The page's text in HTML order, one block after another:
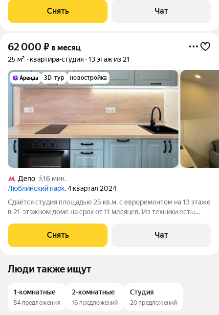
Духовой шкаф Стиральная машина Холодильник
Посудомоечная машина
Снять Чат
62 000 ₽ в месяц
25 м² квартира-студия 13 этаж из 21
3D-тур новостройка
Депо
16 мин.
Люблинский парк, 4 квартал 2024
Сдаётся студия площадью 25 кв.м. с евроремонтом на 13 этаже
в 21-этажном доме на срок от 11 месяцев. Из техники есть:
монолитный, окна выходят во двор. В подъезде 3 лифта - 1
грузовой и 2
Снять Чат
Люди также ищут
1-комнатные
54 предложения
2-комнатные
16 предложений
Студия
20 предложений